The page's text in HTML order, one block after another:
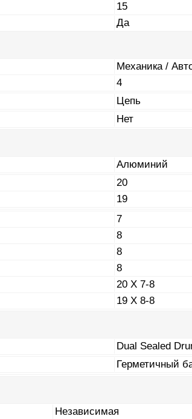
15
Да
Механика /
4
Цепь
Нет
Алюминий
20
19
7
8
8
8
20 X 7-8
19 X 8-8
Dual Sealed
Герметичный
Независимая